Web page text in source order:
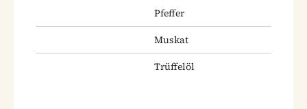
Pfeffer
Muskat
Trüffelöl